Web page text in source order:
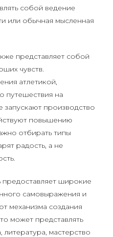
собой ведение
или обычная мысленная
представляет собой
чувств.
атлетикой,
путешествия на
производство
повышению
отбирать типы
радость, а не
предоставляет широкие
самовыражения и
механизма создания
может представлять
мастерство